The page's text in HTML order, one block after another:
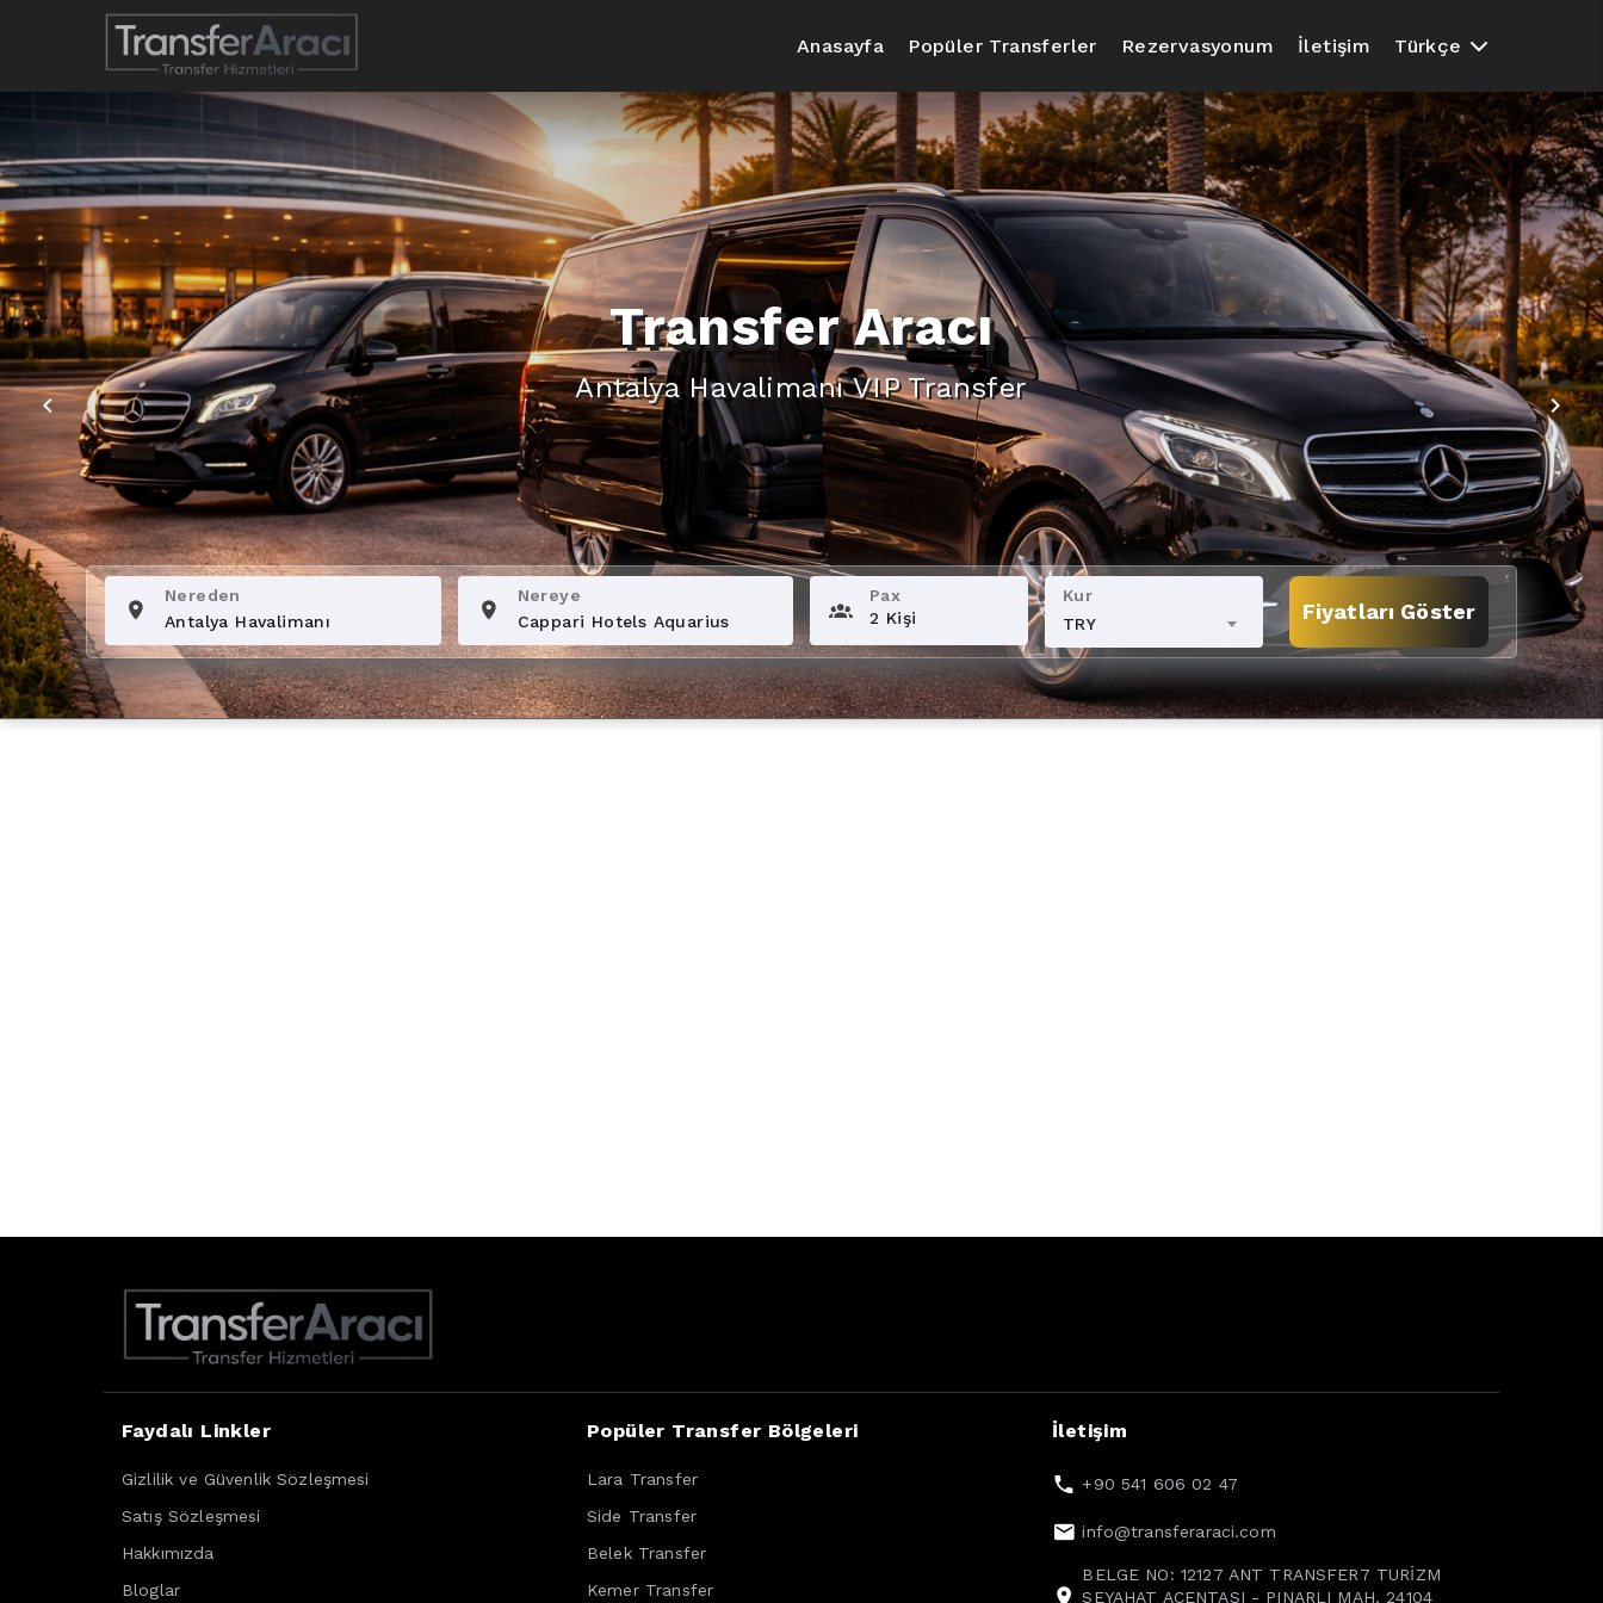
Anasayfa Popüler Transferler Rezervasyonum İletişim Türkçe
Transfer Aracı
Antalya Havalimanı VIP Transfer
Nereden Nereye
Pax
2 Kişi
Kur
TRY
Fiyatları Göster
Faydalı Linkler
Gizlilik ve Güvenlik Sözleşmesi
Satış Sözleşmesi
Hakkımızda
Bloglar
Popüler Transfer Bölgeleri
Lara Transfer
Side Transfer
Belek Transfer
Kemer Transfer
İletişim
+90 541 606 02 47
info@transferaraci.com
BELGE NO: 12127 ANT TRANSFER7 TURİZM
SEYAHAT ACENTASI - PINARLI MAH. 24104